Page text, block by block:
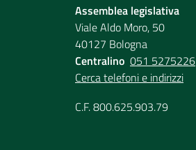
Assemblea legislativa
Viale Aldo Moro, 50
40127 Bologna
Centralino 051 5275226
Cerca telefoni e indirizzi
C.F. 800.625.903.79